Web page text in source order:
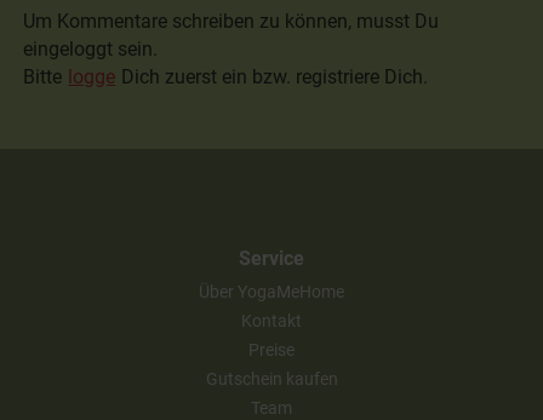
Um Kommentare schreiben zu können, musst Du
eingeloggt sein.
Bitte logge Dich zuerst ein bzw. registriere Dich.
Service
Über YogaMeHome
Kontakt
Preise
Gutschein kaufen
Team